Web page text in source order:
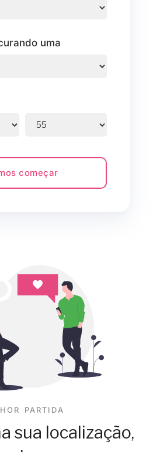
uma
começar
PARTIDA
sua localização,